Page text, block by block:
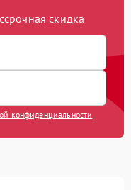
скидка
конфиденциальности